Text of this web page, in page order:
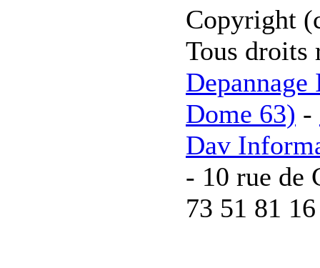
Copyright
Tous droits
Dome 63) -
Dav
- 10 rue de
73 51 81 16